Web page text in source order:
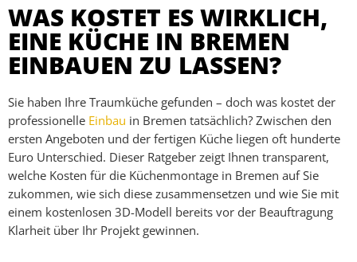
WAS KOSTET ES WIRKLICH,
EINE KÜCHE IN BREMEN
EINBAUEN ZU LASSEN?
Sie haben Ihre Traumküche gefunden – doch was kostet der
professionelle Einbau in Bremen tatsächlich? Zwischen den
ersten Angeboten und der fertigen Küche liegen oft hunderte
Euro Unterschied. Dieser Ratgeber zeigt Ihnen transparent,
welche Kosten für die Küchenmontage in Bremen auf Sie
zukommen, wie sich diese zusammensetzen und wie Sie mit
einem kostenlosen 3D-Modell bereits vor der Beauftragung
Klarheit über Ihr Projekt gewinnen.